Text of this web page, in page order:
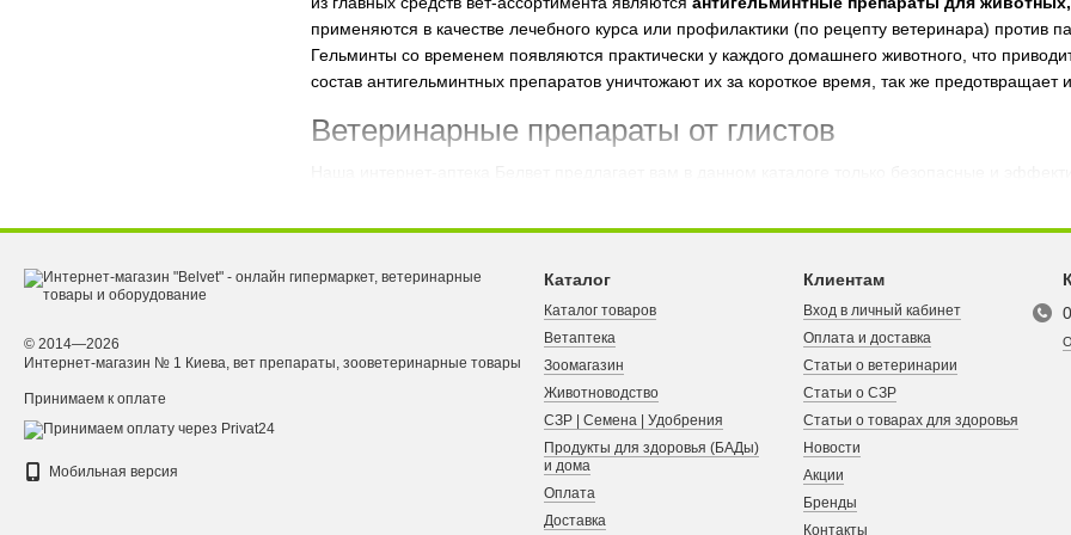
применяются в качестве лечебного курса или профилактики (по рецепту ветеринара) против
Гельминты со временем появляются практически у каждого домашнего животного, что
состав антигельминтных препаратов уничтожают их за короткое время, так же предотвращает
Ветеринарные препараты от глистов
Некоторые же предпочитают более мелких друзей человека – грызунов и птиц, медикаменты
Мы работаем с более чем 20 известными фармацевтическими брендами, в состав которых
партнеры нашей компании только оригинальную продукцию, обеспечивающие
современных составов. Категория товаров все чаще заполняется новыми лекарствами в
широкий выбор означает то что в нашем интернет магазине вы можете заказать онлайн
маленьких. Антигельминтные препараты для животных в нашем каталоге надежно
нематодоз, цестодоз, трематодоз и т.д.
Почему стоит покупать именно у нас?
Почему наши клиенты могут доверять нам? На этот вопрос можно ответить тремя словами –
© 2014—2026
Интернет-магазин № 1 Киева, вет препараты, зооветеринарные товары
Принимаем к оплате
Мобильная версия
Каталог
Каталог товаров
Ветаптека
Зоомагазин
Животноводство
СЗР | Семена | Удобрения
Продукты для здоровья (БАДы)
и дома
Оплата
Доставка
Клиентам
Вход в личный кабинет
Оплата и доставка
Статьи о ветеринарии
Статьи о СЗР
Статьи о товарах для здоровья
Новости
Акции
Бренды
Контакты